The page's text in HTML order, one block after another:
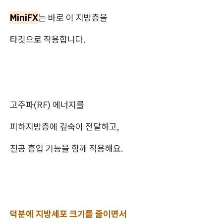
MiniFX는 바로 이 지방층을
타깃으로 작용합니다.
고주파(RF) 에너지를
피하지방층에 깊숙이 전달하고,
진공 흡입 기능을 함께 적용해요.
덕분에 지방세포 크기를 줄이면서